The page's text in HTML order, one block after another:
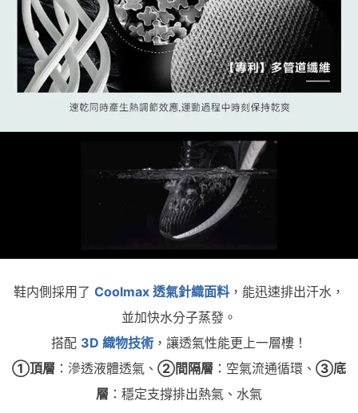
鞋内側採用了 Coolmax 透氣針織面料 ，能迅速排出汗水，
並加快水分子蒸發。
搭配 3D 織物技術 ，讓透氣性能更上一層樓！
①頂層 ：滲透液體透氣、 ②間隔層 ：空氣流通循環、 ③底
層 ：穩定支撐排出熱氣、水氣